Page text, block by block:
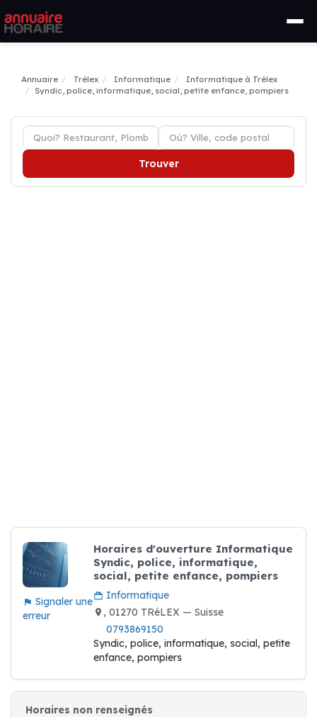
Annuaire Trélex Informatique
Informatique à Trélex
Syndic, police, informatique, social, petite enfance, pompiers
Trouver
Signaler une
erreur
Horaires d'ouverture Informatique
Syndic, police, informatique,
social, petite enfance, pompiers
Informatique
, 01270 TRéLEX — Suisse
0793869150
Syndic, police, informatique, social, petite
enfance, pompiers
Horaires non renseignés